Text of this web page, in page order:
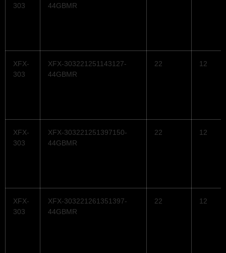
303
44GBMR
XFX-
303
XFX-303221251143127-
44GBMR
22 12
XFX-
303
XFX-303221251397150-
44GBMR
22 12
XFX-
303
XFX-303221261351397-
44GBMR
22 12